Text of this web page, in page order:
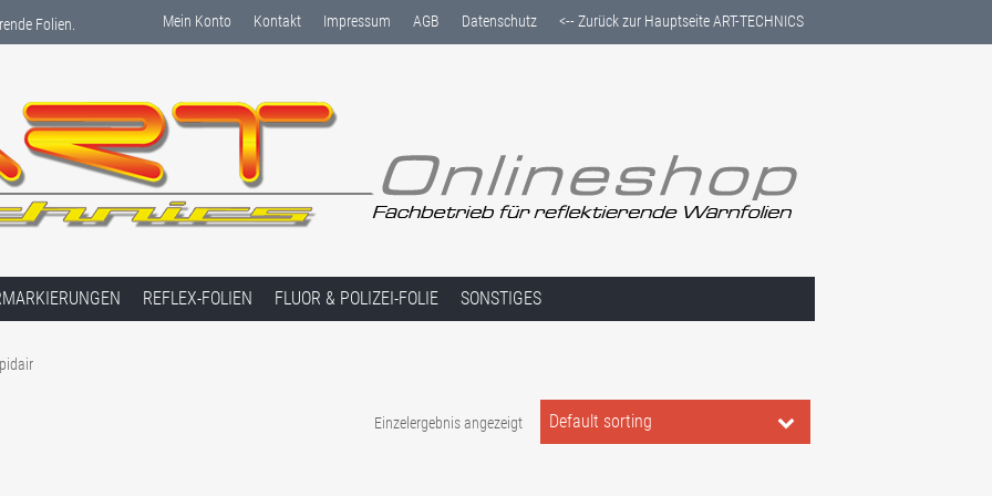
Folien. Mein Konto Kontakt Impressum AGB Datenschutz <-- Zurück zur Hauptseite ART-TECHNICS
REFLEX-FOLIEN FLUOR & POLIZEI-FOLIE SONSTIGES
Einzelergebnis angezeigt Default sorting